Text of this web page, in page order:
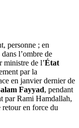
personne ; en
l’ombre de
ministre de l’État
par la
en janvier dernier de
Fayyad, pendant
par Rami Hamdallah,
en force du